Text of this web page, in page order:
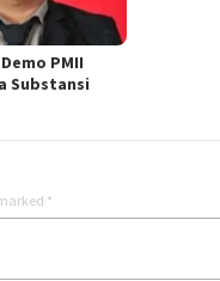
PMII
Substansi
*